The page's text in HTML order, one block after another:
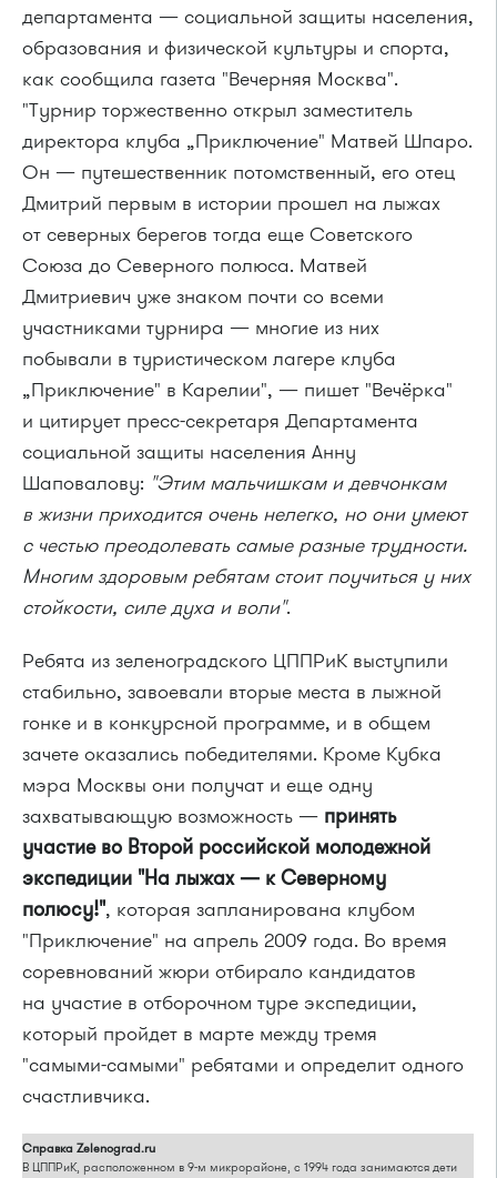
департамента — социальной защиты населения,
образования и физической культуры и спорта,
как сообщила газета "Вечерняя Москва".
"Турнир торжественно открыл заместитель
директора клуба „Приключение" Матвей Шпаро.
Он — путешественник потомственный, его отец
Дмитрий первым в истории прошел на лыжах
от северных берегов тогда еще Советского
Союза до Северного полюса. Матвей
Дмитриевич уже знаком почти со всеми
участниками турнира — многие из них
побывали в туристическом лагере клуба
„Приключение" в Карелии", — пишет "Вечёрка"
и цитирует пресс-секретаря Департамента
социальной защиты населения Анну
Шаповалову: "Этим мальчишкам и девчонкам
в жизни приходится очень нелегко, но они умеют
с честью преодолевать самые разные трудности.
Многим здоровым ребятам стоит поучиться у них
стойкости, силе духа и воли".
Ребята из зеленоградского ЦППРиК выступили
стабильно, завоевали вторые места в лыжной
гонке и в конкурсной программе, и в общем
зачете оказались победителями. Кроме Кубка
мэра Москвы они получат и еще одну
захватывающую возможность — принять
участие во Второй российской молодежной
экспедиции "На лыжах — к Северному
полюсу!", которая запланирована клубом
"Приключение" на апрель 2009 года. Во время
соревнований жюри отбирало кандидатов
на участие в отборочном туре экспедиции,
который пройдет в марте между тремя
"самыми-самыми" ребятами и определит одного
счастливчика.
Справка Zelenograd.ru
В ЦППРиК, расположенном в 9-м микрорайоне, с 1994 года занимаются дети